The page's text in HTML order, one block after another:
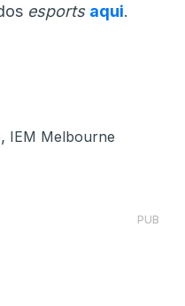
esports aqui.
, IEM Melbourne
PUB